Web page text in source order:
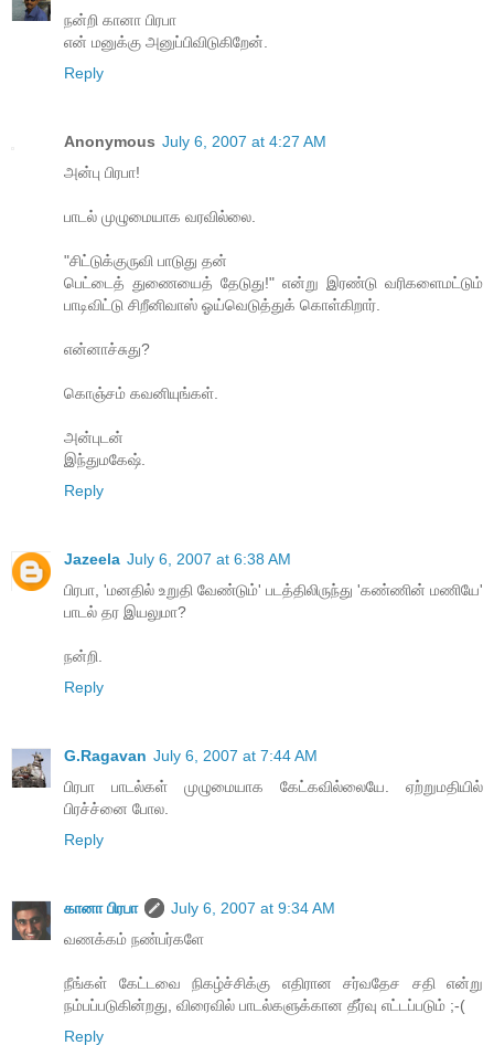
நன்றி கானா பிரபா
என் மனுக்கு அனுப்பிவிடுகிறேன்.
Reply
Anonymous July 6, 2007 at 4:27 AM
அன்பு பிரபா!
பாடல் முழுமையாக வரவில்லை.
"சிட்டுக்குருவி பாடுது தன்
பெட்டைத் துணையைத் தேடுது!" என்று இரண்டு வரிகளைமட்டும்
பாடிவிட்டு சிறீனிவாஸ் ஓய்வெடுத்துக் கொள்கிறார்.
என்னாச்சுது?
கொஞ்சம் கவனியுங்கள்.
அன்புடன்
இந்துமகேஷ்.
Reply
Jazeela July 6, 2007 at 6:38 AM
பிரபா, 'மனதில் உறுதி வேண்டும்' படத்திலிருந்து 'கண்ணின் மணியே'
பாடல் தர இயலுமா?
நன்றி.
Reply
G.Ragavan July 6, 2007 at 7:44 AM
பிரபா பாடல்கள் முழுமையாக கேட்கவில்லையே. ஏற்றுமதியில்
பிரச்ச்னை போல.
Reply
கானா பிரபா
July 6, 2007 at 9:34 AM
வணக்கம் நண்பர்களே
நீங்கள் கேட்டவை நிகழ்ச்சிக்கு எதிரான சர்வதேச சதி என்று
நம்பப்படுகின்றது, விரைவில் பாடல்களுக்கான தீர்வு எட்டப்படும் ;-(
Reply